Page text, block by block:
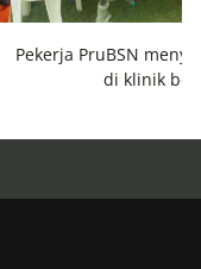
Pekerja PruBSN
di klinik